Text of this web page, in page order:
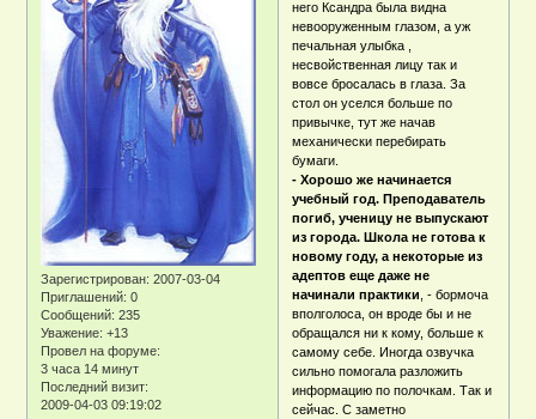
Зарегистрирован: 2007-03-04
Приглашений: 0
Сообщений: 235
Уважение: +13
Провел на форуме:
3 часа 14 минут
Последний визит:
2009-04-03 09:19:02
него Ксандра была видна
невооруженным глазом, а уж
печальная улыбка ,
несвойственная лицу так и
вовсе бросалась в глаза. За
стол он уселся больше по
привычке, тут же начав
механически перебирать
бумаги.
- Хорошо же начинается
учебный год. Преподаватель
погиб, ученицу не выпускают
из города. Школа не готова к
новому году, а некоторые из
адептов еще даже не
начинали практики , - бормоча
вполголоса, он вроде бы и не
обращался ни к кому, больше к
самому себе. Иногда озвучка
сильно помогала разложить
информацию по полочкам. Так и
сейчас. С заметно